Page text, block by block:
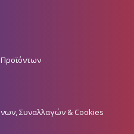
Συναλλαγών & Cookies